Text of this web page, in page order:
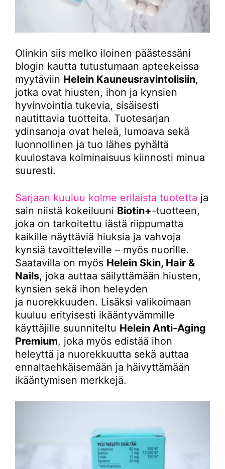
Olinkin siis melko iloinen päästessäni
blogin kautta tutustumaan apteekeissa
myytäviin Helein Kauneusravintolisiin,
jotka ovat hiusten, ihon ja kynsien
hyvinvointia tukevia, sisäisesti
nautittavia tuotteita. Tuotesarjan
ydinsanoja ovat heleä, lumoava sekä
luonnollinen ja tuo lähes pyhältä
kuulostava kolminaisuus kiinnosti minua
suuresti.
Sarjaan kuuluu kolme erilaista tuotetta ja
sain niistä kokeiluuni Biotin+-tuotteen,
joka on tarkoitettu iästä riippumatta
kaikille näyttäviä hiuksia ja vahvoja
kynsiä tavoitteleville – myös nuorille.
Saatavilla on myös Helein Skin, Hair &
Nails, joka auttaa säilyttämään hiusten,
kynsien sekä ihon heleyden
ja nuorekkuuden. Lisäksi valikoimaan
kuuluu erityisesti ikääntyvämmille
käyttäjille suunniteltu Helein Anti-Aging
Premium, joka myös edistää ihon
heleyttä ja nuorekkuutta sekä auttaa
ennaltaehkäisemään ja häivyttämään
ikääntymisen merkkejä.